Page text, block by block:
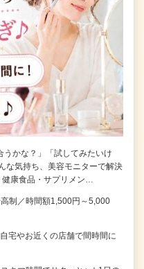
うかな？」「試してみたいけ
な気持ち、美容モニターで解決
健康食品・サプリメン…
制／時間額1,500円～5,000
やお近くの店舗で間時間に